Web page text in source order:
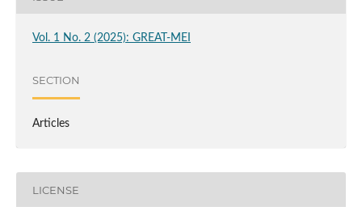
Vol. 1 No. 2 (2025): GREAT-MEI
SECTION
Articles
LICENSE